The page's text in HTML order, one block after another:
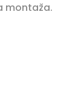
montaža.